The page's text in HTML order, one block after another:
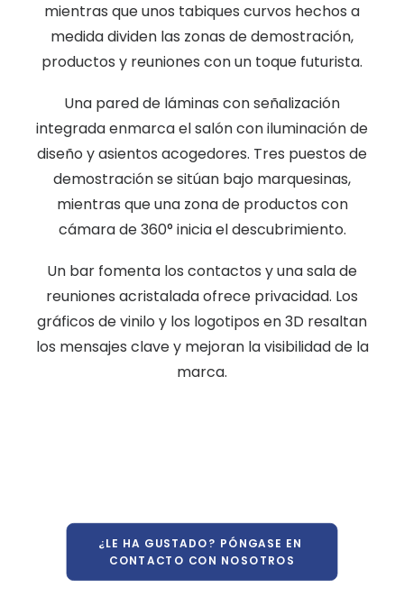
mientras que unos tabiques curvos hechos a
medida dividen las zonas de demostración,
productos y reuniones con un toque futurista.
Una pared de láminas con señalización
integrada enmarca el salón con iluminación de
diseño y asientos acogedores. Tres puestos de
demostración se sitúan bajo marquesinas,
mientras que una zona de productos con
cámara de 360° inicia el descubrimiento.
Un bar fomenta los contactos y una sala de
reuniones acristalada ofrece privacidad. Los
gráficos de vinilo y los logotipos en 3D resaltan
los mensajes clave y mejoran la visibilidad de la
marca.
¿LE HA GUSTADO? PÓNGASE EN
CONTACTO CON NOSOTROS